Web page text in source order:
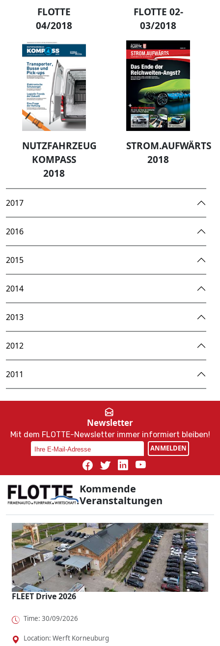
FLOTTE
04/2018
FLOTTE 02-
03/2018
NUTZFAHRZEUG
KOMPASS
2018
STROM.AUFWÄRTS
2018
2017
2016
2015
2014
2013
2012
2011
Newsletter
Mit dem FLOTTE-Newsletter immer informiert bleiben!
ANMELDEN
Kommende
Veranstaltungen
FLEET Drive 2026
Time: 30/09/2026
Location: Werft Korneuburg